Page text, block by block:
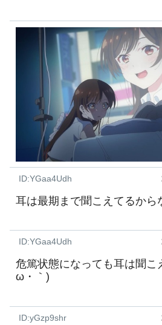
ID:YGaa4Udh
耳は最期まで聞こえてるから
ID:YGaa4Udh
危篤状態になっても耳は聞こ
ω・｀)
ID:yGzp9shr